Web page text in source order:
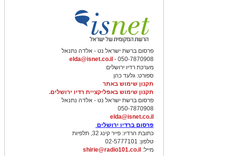
פרסום ברשת ישראל נט - אלדה נתנאל
050-7870908 -
elda@isnet.co.il
מערכת רדיו ירושלים
ספורט: גלעד כהן
תקנון שימוש באתר
תקנון שימוש באפליקציית רדיו ירושלים.
פרסום ברשת ישראל נט - אלדה נתנאל
050-7870908
elda@isnet.co.il
פרסום ברדיו ירושלים
כתובת הרדיו: פייר קינג 32, תלפיות
טלפון: 02-5777101
מייל: shirie@radio101.co.il